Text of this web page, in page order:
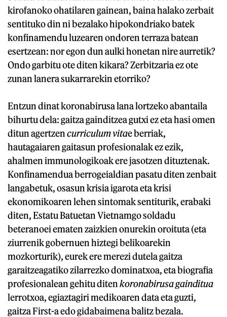
kirofanoko ohatilaren gainean, baina halako zerbait
sentituko din ni bezalako hipokondriako batek
konfinamendu luzearen ondoren terraza batean
esertzean: nor egon dun aulki honetan nire aurretik?
Ondo garbitu ote diten kikara? Zerbitzaria ez ote
zunan lanera sukarrarekin etorriko?
Entzun dinat koronabirusa lana lortzeko abantaila
bihurtu dela: gaitza gainditzea gutxi ez eta hasi omen
ditun agertzencurriculum vitae berriak,
hautagaiaren gaitasun profesionalak ez ezik,
ahalmen immunologikoak ere jasotzen dituztenak.
Konfinamendua berrogeialdian pasatu diten zenbait
langabetuk, osasun krisia igarota eta krisi
ekonomikoaren lehen sintomak sentiturik, erabaki
diten, Estatu Batuetan Vietnamgo soldadu
beteranoei ematen zaizkien onurekin oroituta (eta
ziurrenik gobernuen hiztegi belikoarekin
mozkorturik), eurek ere merezi dutela gaitza
garaitzeagatiko zilarrezko dominatxoa, eta biografia
profesionalean gehitu ditenkoronabirusa gainditua
lerrotxoa, egiaztagiri medikoaren data eta guzti,
gaitza First-a edo gidabaimena balitz bezala.